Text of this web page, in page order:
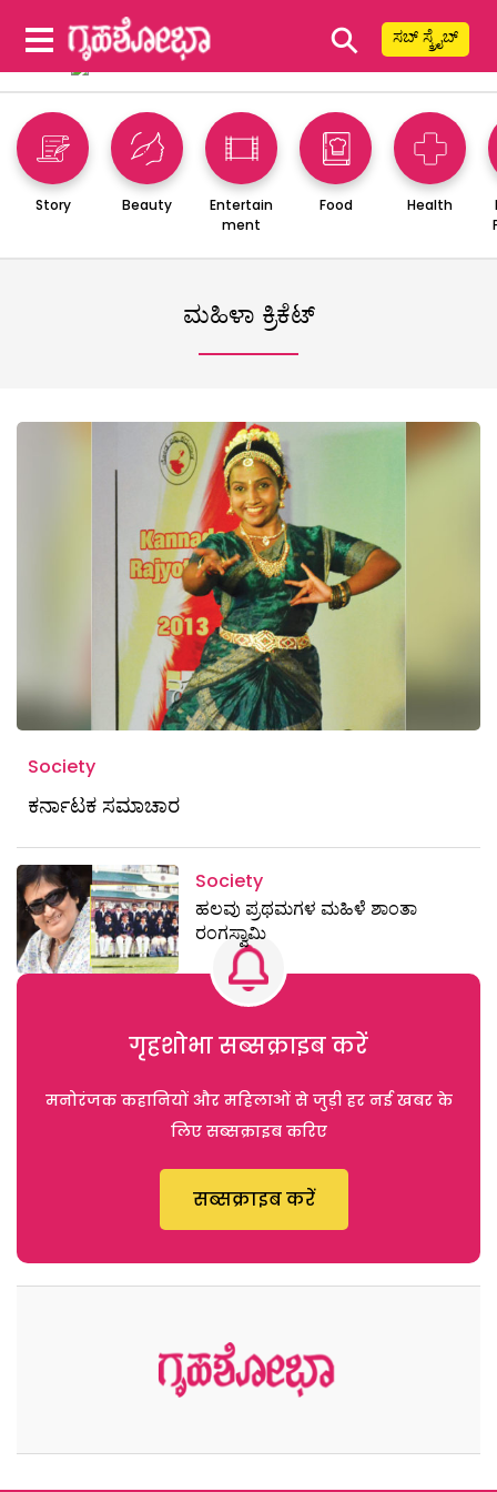
⚲ ಸಬ್ ಸ್ಕ್ರೈಬ್
Story Beauty
Entertain
ment
Food Health
ಮಹಿಳಾ ಕ್ರಿಕೆಟ್
Society
ಕರ್ನಾಟಕ ಸಮಾಚಾರ
Society
ಹಲವು ಪ್ರಥಮಗಳ ಮಹಿಳೆ ಶಾಂತಾ
ರಂಗಸ್ವಾಮಿ
गृहशोभा सब्सक्राइब करें
मनोरंजक कहानियों और महिलाओं से जुड़ी हर नई खबर के
लिए सब्सक्राइब करिए
सब्सक्राइब करें